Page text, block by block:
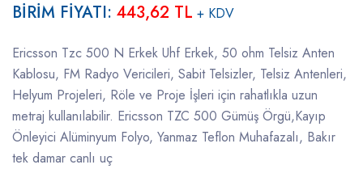
BİRİM FİYATI: 443,62 TL + KDV
Ericsson Tzc 500 N Erkek Uhf Erkek, 50 ohm Telsiz Anten
Kablosu, FM Radyo Vericileri, Sabit Telsizler, Telsiz Antenleri,
Helyum Projeleri, Röle ve Proje İşleri için rahatlıkla uzun
metraj kullanılabilir. Ericsson TZC 500 Gümüş Örgü,Kayıp
Önleyici Alüminyum Folyo, Yanmaz Teflon Muhafazalı, Bakır
tek damar canlı uç